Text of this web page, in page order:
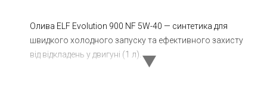
Запчастини Двигун
Гальмівна система
Олива ELF Evolution 900 NF 5W-40 — синтетика для
швидкого холодного запуску та ефективного захисту
від відкладень у двигуні (1 л).